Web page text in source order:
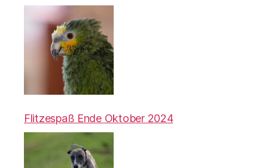
Flitzespaß Ende Oktober 2024